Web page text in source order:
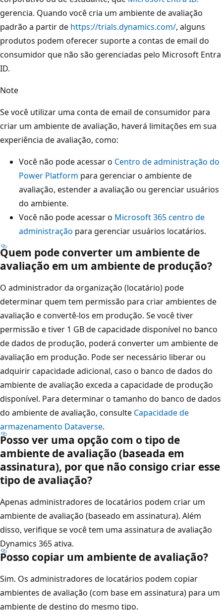
gerencia. Quando você cria um ambiente de avaliação
padrão a partir de https://trials.dynamics.com/, alguns
produtos podem oferecer suporte a contas de email do
consumidor que não são gerenciadas pelo Microsoft Entra
ID.
Note
Se você utilizar uma conta de email de consumidor para
criar um ambiente de avaliação, haverá limitações em sua
experiência de avaliação, como:
Você não pode acessar o Centro de administração do
Power Platform para gerenciar o ambiente de
avaliação, estender a avaliação ou gerenciar usuários
do ambiente.
Você não pode acessar o Microsoft 365 centro de
administração para gerenciar usuários locatários.
Quem pode converter um ambiente de
avaliação em um ambiente de produção?
O administrador da organização (locatário) pode
determinar quem tem permissão para criar ambientes de
avaliação e convertê-los em produção. Se você tiver
permissão e tiver 1 GB de capacidade disponível no banco
de dados de produção, poderá converter um ambiente de
avaliação em produção. Pode ser necessário liberar ou
adquirir capacidade adicional, caso o banco de dados do
ambiente de avaliação exceda a capacidade de produção
disponível. Para determinar o tamanho do banco de dados
do ambiente de avaliação, consulte Capacidade de
armazenamento Dataverse.
Posso ver uma opção com o tipo de
ambiente de avaliação (baseada em
assinatura), por que não consigo criar esse
tipo de avaliação?
Apenas administradores de locatários podem criar um
ambiente de avaliação (baseado em assinatura). Além
disso, verifique se você tem uma assinatura de avaliação
Dynamics 365 ativa.
Posso copiar um ambiente de avaliação?
Sim. Os administradores de locatários podem copiar
ambientes de avaliação (com base em assinatura) para um
ambiente de destino do mesmo tipo.